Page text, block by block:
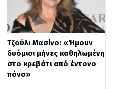
15,9%
16,3%
14,2% 14,2%
Τζούλι Μασίνο: «Ήμουν
δυόμισι μήνες καθηλωμένη
στο κρεβάτι από έντονο
πόνο»